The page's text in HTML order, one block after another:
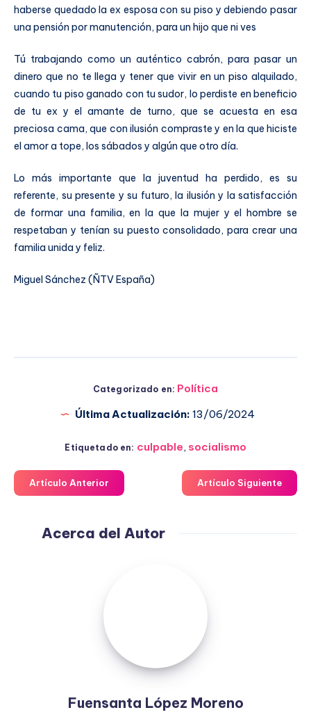
haberse quedado la ex esposa con su piso y debiendo pasar
una pensión por manutención, para un hijo que ni ves
Tú trabajando como un auténtico cabrón, para pasar un
dinero que no te llega y tener que vivir en un piso alquilado,
cuando tu piso ganado con tu sudor, lo perdiste en beneficio
de tu ex y el amante de turno, que se acuesta en esa
preciosa cama, que con ilusión compraste y en la que hiciste
el amor a tope, los sábados y algún que otro día.
Lo más importante que la juventud ha perdido, es su
referente, su presente y su futuro, la ilusión y la satisfacción
de formar una familia, en la que la mujer y el hombre se
respetaban y tenían su puesto consolidado, para crear una
familia unida y feliz.
Miguel Sánchez (ÑTV España)
Categorizado en: Política
Última Actualización: 13/06/2024
Etiquetado en: culpable, socialismo
Artículo Anterior Artículo Siguiente
Acerca del Autor
Fuensanta López Moreno